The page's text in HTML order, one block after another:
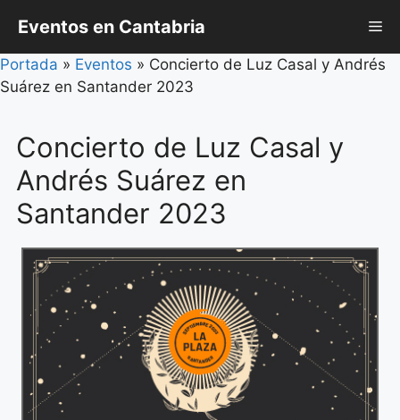
contenido
Eventos en Cantabria
Portada » Eventos » Concierto de Luz Casal y Andrés
Suárez en Santander 2023
Concierto de Luz Casal y
Andrés Suárez en
Santander 2023